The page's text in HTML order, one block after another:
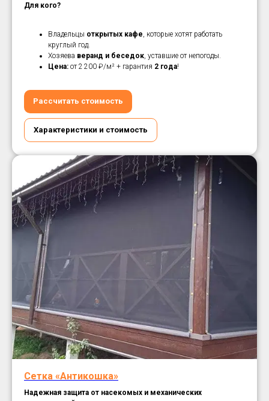
Для кого?
Владельцы открытых кафе , которые хотят работать
круглый год.
Хозяева веранд и беседок , уставшие от непогоды.
Цена: от 2 200 ₽/м² + гарантия 2 года!
Рассчитать стоимость
Характеристики и стоимость
Сетка «Антикошка»
Надежная защита от насекомых и механических